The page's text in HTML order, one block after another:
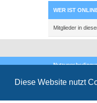
Diese Website nutzt
WER IST
Mitglieder in
Deutsche
Styleproflatvon ©